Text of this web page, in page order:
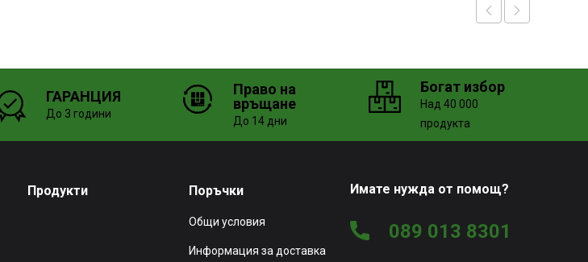
ГАРАНЦИЯ
До 3 години
Право на
връщане
До 14 дни
Богат избор
Над 40 000
продукта
Продукти Поръчки
Общи условия
Информация за доставка
Имате нужда от помощ?
089 013 8301